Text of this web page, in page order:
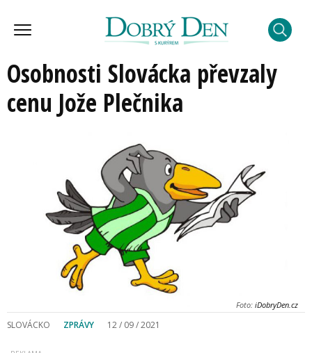
Osobnosti Slovácka převzaly
cenu Jože Plečnika
Foto: iDobryDen.cz
SLOVÁCKO ZPRÁVY 12 / 09 / 2021